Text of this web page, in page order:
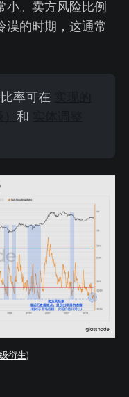
小。卖方风险比例
漠的时期，这通常
率可在
）和
衍生)